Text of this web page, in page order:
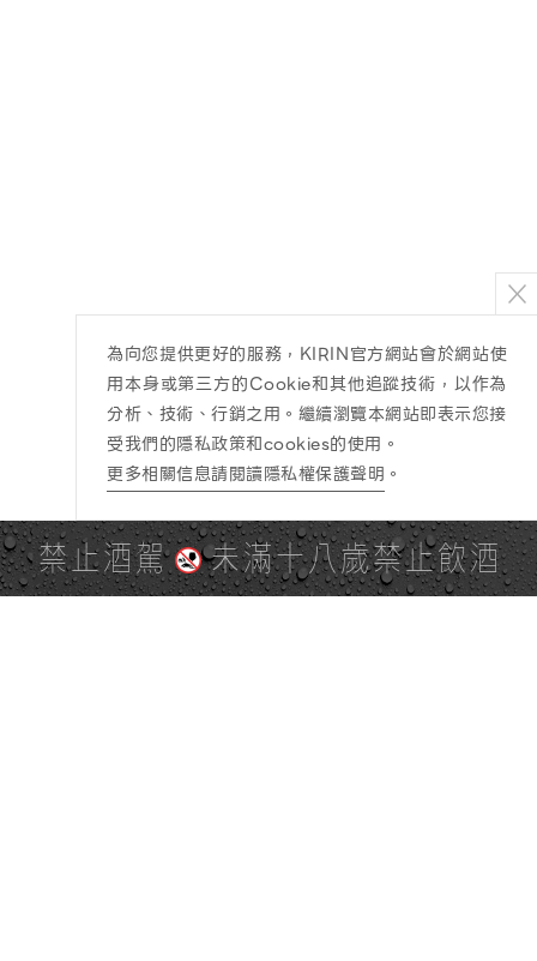
禁止酒駕 未滿十八歲禁止飲酒
為向您提供更好的服務，KIRIN官方網站會於網站使
用本身或第三方的Cookie和其他追蹤技術，以作為
分析、技術、行銷之用。繼續瀏覽本網站即表示您接
受我們的隱私政策和cookies的使用。
更多相關信息請閱讀隱私權保護聲明 。
PAGE TOP